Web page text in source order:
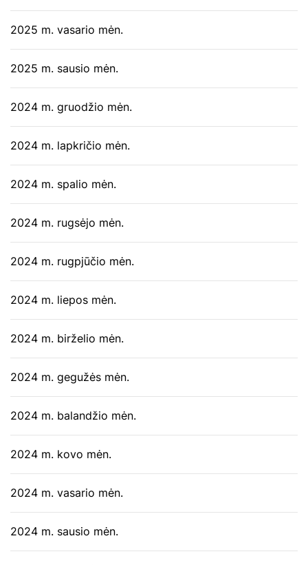
2025 m. vasario mėn.
2025 m. sausio mėn.
2024 m. gruodžio mėn.
2024 m. lapkričio mėn.
2024 m. spalio mėn.
2024 m. rugsėjo mėn.
2024 m. rugpjūčio mėn.
2024 m. liepos mėn.
2024 m. birželio mėn.
2024 m. gegužės mėn.
2024 m. balandžio mėn.
2024 m. kovo mėn.
2024 m. vasario mėn.
2024 m. sausio mėn.